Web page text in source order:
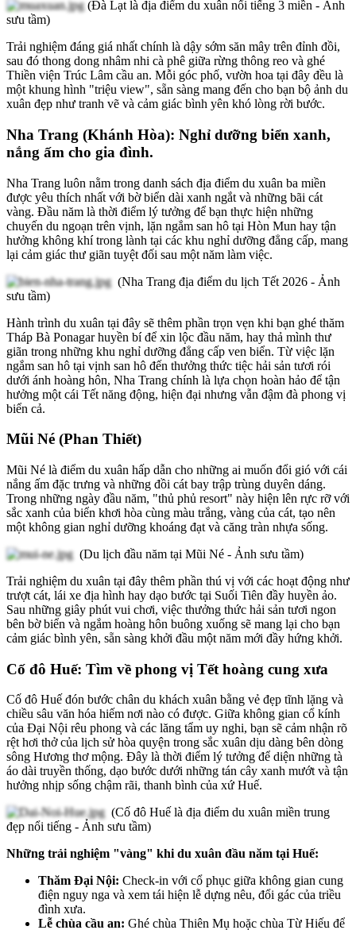
(Đà Lạt là địa điểm du xuân nổi tiếng 3 miền - Ảnh
sưu tầm)
Trải nghiệm đáng giá nhất chính là dậy sớm săn mây trên đỉnh đồi,
sau đó thong dong nhâm nhi cà phê giữa rừng thông reo và ghé
Thiền viện Trúc Lâm cầu an. Mỗi góc phố, vườn hoa tại đây đều là
một khung hình "triệu view", sẵn sàng mang đến cho bạn bộ ảnh du
xuân đẹp như tranh vẽ và cảm giác bình yên khó lòng rời bước.
Nha Trang (Khánh Hòa): Nghỉ dưỡng biển xanh,
nắng ấm cho gia đình.
Nha Trang luôn nằm trong danh sách địa điểm du xuân ba miền
được yêu thích nhất với bờ biển dài xanh ngắt và những bãi cát
vàng. Đầu năm là thời điểm lý tưởng để bạn thực hiện những
chuyến du ngoạn trên vịnh, lặn ngắm san hô tại Hòn Mun hay tận
hưởng không khí trong lành tại các khu nghỉ dưỡng đẳng cấp, mang
lại cảm giác thư giãn tuyệt đối sau một năm làm việc.
(Nha Trang địa điểm du lịch Tết 2026 - Ảnh
sưu tầm)
Hành trình du xuân tại đây sẽ thêm phần trọn vẹn khi bạn ghé thăm
Tháp Bà Ponagar huyền bí để xin lộc đầu năm, hay thả mình thư
giãn trong những khu nghỉ dưỡng đẳng cấp ven biển. Từ việc lặn
ngắm san hô tại vịnh san hô đến thưởng thức tiệc hải sản tươi rói
dưới ánh hoàng hôn, Nha Trang chính là lựa chọn hoàn hảo để tận
hưởng một cái Tết năng động, hiện đại nhưng vẫn đậm đà phong vị
biển cả.
Mũi Né (Phan Thiết)
Mũi Né là điểm du xuân hấp dẫn cho những ai muốn đổi gió với cái
nắng ấm đặc trưng và những đồi cát bay trập trùng duyên dáng.
Trong những ngày đầu năm, "thủ phủ resort" này hiện lên rực rỡ với
sắc xanh của biển khơi hòa cùng màu trắng, vàng của cát, tạo nên
một không gian nghỉ dưỡng khoáng đạt và căng tràn nhựa sống.
(Du lịch đầu năm tại Mũi Né - Ảnh sưu tầm)
Trải nghiệm du xuân tại đây thêm phần thú vị với các hoạt động như
trượt cát, lái xe địa hình hay dạo bước tại Suối Tiên đầy huyền ảo.
Sau những giây phút vui chơi, việc thưởng thức hải sản tươi ngon
bên bờ biển và ngắm hoàng hôn buông xuống sẽ mang lại cho bạn
cảm giác bình yên, sẵn sàng khởi đầu một năm mới đầy hứng khởi.
Cố đô Huế: Tìm về phong vị Tết hoàng cung xưa
Cố đô Huế đón bước chân du khách xuân bằng vẻ đẹp tĩnh lặng và
chiều sâu văn hóa hiếm nơi nào có được. Giữa không gian cổ kính
của Đại Nội rêu phong và các lăng tẩm uy nghi, bạn sẽ cảm nhận rõ
rệt hơi thở của lịch sử hòa quyện trong sắc xuân dịu dàng bên dòng
sông Hương thơ mộng. Đây là thời điểm lý tưởng để diện những tà
áo dài truyền thống, dạo bước dưới những tán cây xanh mướt và tận
hưởng nhịp sống chậm rãi, thanh bình của xứ Huế.
(Cố đô Huế là địa điểm du xuân miền trung
đẹp nổi tiếng - Ảnh sưu tầm)
Những trải nghiệm "vàng" khi du xuân đầu năm tại Huế:
Thăm Đại Nội: Check-in với cổ phục giữa không gian cung
điện nguy nga và xem tái hiện lễ dựng nêu, đổi gác của triều
đình xưa.
Lễ chùa cầu an: Ghé chùa Thiên Mụ hoặc chùa Từ Hiếu để